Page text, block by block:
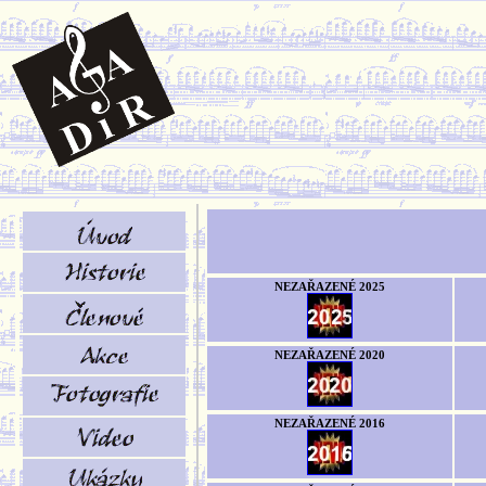
NEZAŘAZENÉ 2025
NEZAŘAZENÉ 2020
NEZAŘAZENÉ 2016